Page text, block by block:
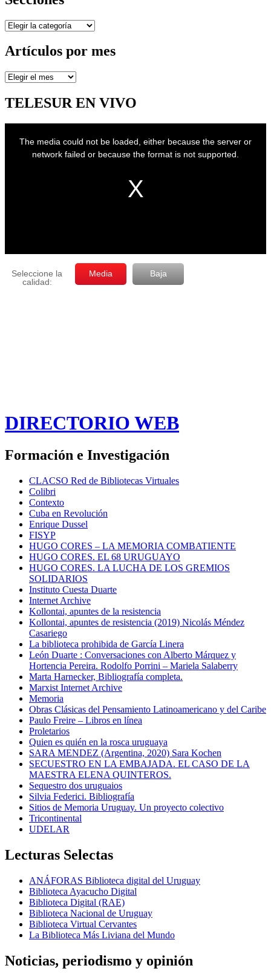
Secciones
Artículos por mes
Artículos
mes
TELESUR EN VIVO
DIRECTORIO WEB
Formación e Investigación
CLACSO Red de Bibliotecas Virtuales
Colibri
Contexto
Cuba en Revolución
Enrique Dussel
FISYP
HUGO CORES – LA MEMORIA COMBATIENTE
HUGO CORES. EL 68 URUGUAYO
HUGO CORES. LA LUCHA DE LOS GREMIOS
SOLIDARIOS
Instituto Cuesta Duarte
Internet Archive
Kollontai, apuntes de la resistencia
Kollontai, apuntes de resistencia (2019) Nicolás Méndez
Casariego
La biblioteca prohibida de García Linera
León Duarte : Conversaciones con Alberto Márquez y
Hortencia Pereira. Rodolfo Porrini – Mariela Salaberry
Marta Harnecker, Bibliografía completa.
Marxist Internet Archive
Memoria
Obras Clásicas del Pensamiento Latinoamericano y del Caribe
Paulo Freire – Libros en línea
Proletarios
Quien es quién en la rosca uruguaya
SARA MENDEZ (Argentina, 2020) Sara Kochen
SECUESTRO EN LA EMBAJADA. EL CASO DE LA
MAESTRA ELENA QUINTEROS.
Sequestro dos uruguaios
Silvia Federici. Bibliografía
Sitios de Memoria Uruguay. Un proyecto colectivo
Tricontinental
UDELAR
Lecturas Selectas
ANÁFORAS Biblioteca digital del Uruguay
Biblioteca Ayacucho Digital
Biblioteca Digital (RAE)
Biblioteca Nacional de Uruguay
Biblioteca Virtual Cervantes
La Biblioteca Más Liviana del Mundo
Noticias, periodismo y opinión